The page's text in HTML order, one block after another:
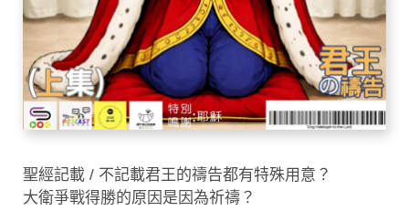
聖經記載 / 不記載君王的禱告都有特殊用意？
大衛爭戰得勝的原因是因為祈禱？